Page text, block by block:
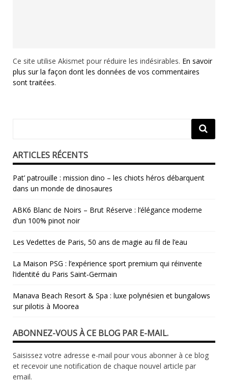
Ce site utilise Akismet pour réduire les indésirables. En savoir
plus sur la façon dont les données de vos commentaires
sont traitées.
ARTICLES RÉCENTS
Pat’ patrouille : mission dino – les chiots héros débarquent
dans un monde de dinosaures
ABK6 Blanc de Noirs – Brut Réserve : l’élégance moderne
d’un 100% pinot noir
Les Vedettes de Paris, 50 ans de magie au fil de l’eau
La Maison PSG : l’expérience sport premium qui réinvente
l’identité du Paris Saint‑Germain
Manava Beach Resort & Spa : luxe polynésien et bungalows
sur pilotis à Moorea
ABONNEZ-VOUS À CE BLOG PAR E-MAIL.
Saisissez votre adresse e-mail pour vous abonner à ce blog
et recevoir une notification de chaque nouvel article par
email.